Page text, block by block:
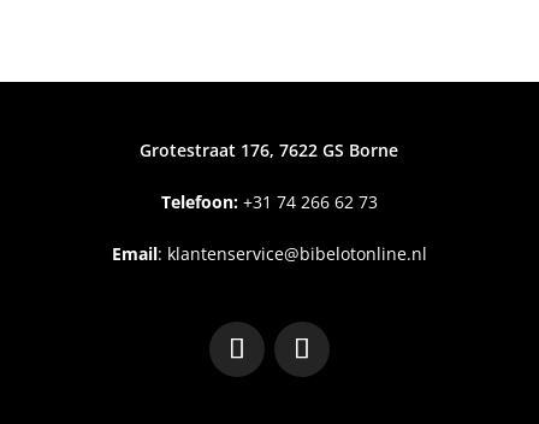
Grotestraat 176, 7622 GS Borne
Telefoon:+31 74 266 62 73
Email: klantenservice@bibelotonline.nl